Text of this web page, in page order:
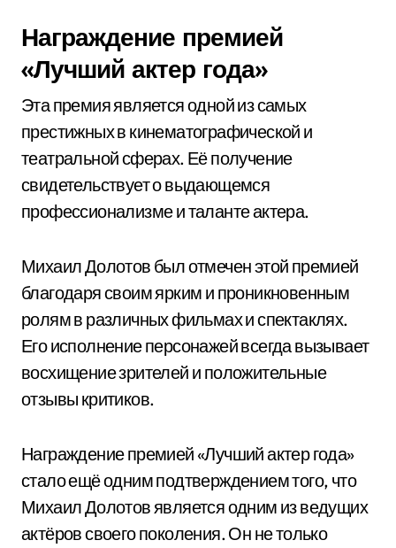
Награждение премией
«Лучший актер года»
Эта премия является одной из самых
престижных в кинематографической и
театральной сферах. Её получение
свидетельствует о выдающемся
профессионализме и таланте актера.
Михаил Долотов был отмечен этой премией
благодаря своим ярким и проникновенным
ролям в различных фильмах и спектаклях.
Его исполнение персонажей всегда вызывает
восхищение зрителей и положительные
отзывы критиков.
Награждение премией «Лучший актер года»
стало ещё одним подтверждением того, что
Михаил Долотов является одним из ведущих
актёров своего поколения. Он не только